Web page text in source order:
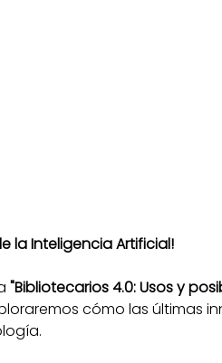
la Inteligencia Artificial!
"Bibliotecarios 4.0: Usos y
cómo las últimas